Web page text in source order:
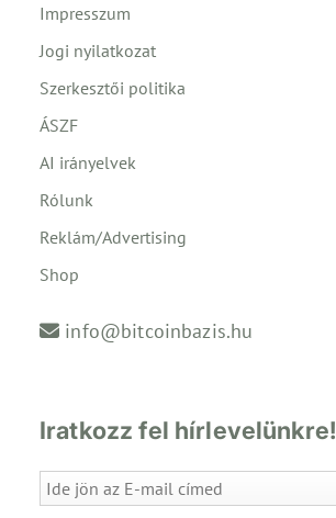
Impresszum
Jogi nyilatkozat
Szerkesztői politika
ÁSZF
AI irányelvek
Rólunk
Reklám/Advertising
Shop
info@bitcoinbazis.hu
Iratkozz fel hírlevelünkre!